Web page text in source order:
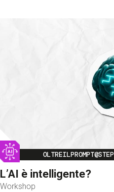
Image
OLTREILPROMPT@STEP
L’AI è intelligente?
Workshop